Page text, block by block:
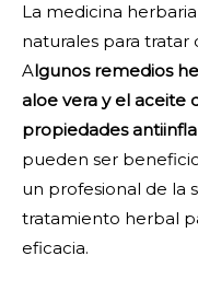
La medicina
naturales para tratar
Algunos remedios
aloe vera y el aceite
propiedades
pueden ser
un profesional de la
tratamiento herbal
eficacia.